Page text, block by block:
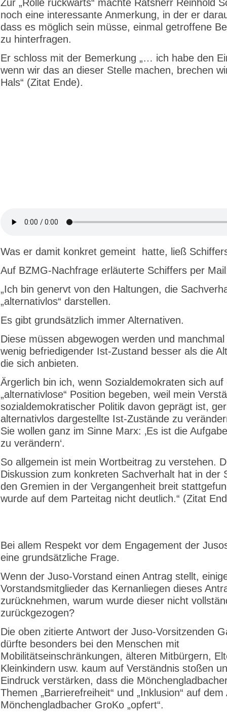
noch eine interessante Anmerkung, in der er
dass es möglich sein müsse, einmal getroffene
zu hinterfragen.
Er schloss mit der Bemerkung „… ich habe den
wenn wir das an dieser Stelle machen, brechen
Hals“ (Zitat Ende).
Was er damit konkret gemeint hatte, ließ
Auf BZMG-Nachfrage erläuterte Schiffers per
„Ich bin genervt von den Haltungen, die
„alternativlos“ darstellen.
Es gibt grundsätzlich immer Alternativen.
Diese müssen abgewogen werden und
wenig befriedigender Ist-Zustand besser als die
die sich anbieten.
Ärgerlich bin ich, wenn Sozialdemokraten sich auf
„alternativlose“ Position begeben, weil mein
sozialdemokratischer Politik davon geprägt ist,
alternativlos dargestellte Ist-Zustände zu
Sie wollen ganz im Sinne Marx: ‚Es ist die
zu verändern‘.
So allgemein ist mein Wortbeitrag zu verstehen.
Diskussion zum konkreten Sachverhalt hat in der
den Gremien in der Vergangenheit breit
wurde auf dem Parteitag nicht deutlich.“ (Zitat
Bei allem Respekt vor dem Engagement der
eine grundsätzliche Frage.
Wenn der Juso-Vorstand einen Antrag stellt,
Vorstandsmitglieder das Kernanliegen dieses
zurücknehmen, warum wurde dieser nicht
zurückgezogen?
Die oben zitierte Antwort der Juso-Vorsitzenden
dürfte besonders bei den Menschen mit
Mobilitätseinschränkungen, älteren Mitbürgern,
Kleinkindern usw. kaum auf Verständnis stoßen
Eindruck verstärken, dass die
Themen „Barrierefreiheit“ und „Inklusion“ auf
Mönchengladbacher GroKo „opfert“.